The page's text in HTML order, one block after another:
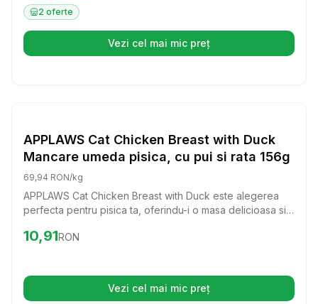
si pisicuta ta.
2 oferte
Vezi cel mai mic preț(se deschide într-o filă nouă)
APPLAWS Cat Chicken Breast with Duck
Mancare umeda pisica, cu pui si rata 156g
69,94 RON/kg
APPLAWS Cat Chicken Breast with Duck este alegerea
perfecta pentru pisica ta, oferindu-i o masa delicioasa si
hrana umeda va satisface chiar si cele mai pretentioase
Preț:10.91
10,91RON
Vezi cel mai mic preț(se deschide într-o filă nouă)